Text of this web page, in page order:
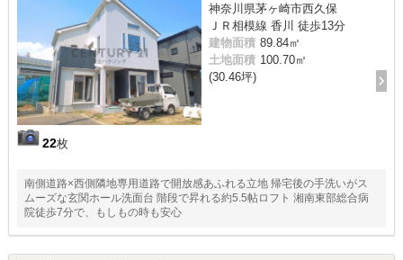
22枚
神奈川県茅ヶ崎市西久保
ＪＲ相模線 香川 徒歩13分
建物面積 89.84㎡
土地面積 100.70㎡
(30.46坪)
南側道路×西側隣地専用道路で開放感あふれる立地 帰宅後の手洗いがス
ムーズな玄関ホール洗面台 階段で昇れる約5.5帖ロフト 湘南東部総合病
院徒歩7分で、もしもの時も安心